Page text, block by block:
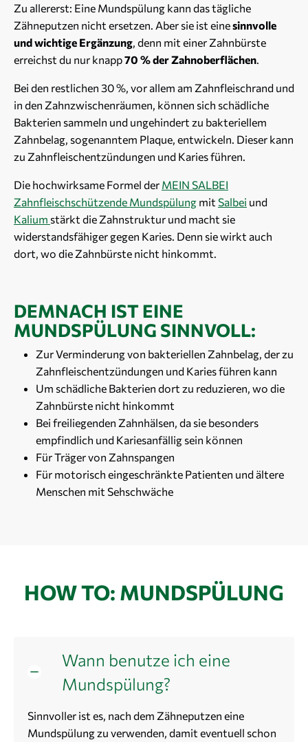
Zu allererst: Eine Mundspülung kann das tägliche
Zähneputzen nicht ersetzen. Aber sie ist einesinnvolle
und wichtige Ergänzung, denn mit einer Zahnbürste
erreichst du nur knapp70 % der Zahnoberflächen.
Bei den restlichen 30 %, vor allem am Zahnfleischrand und
in den Zahnzwischenräumen, können sich schädliche
Bakterien sammeln und ungehindert zu bakteriellem
Zahnbelag, sogenanntem Plaque, entwickeln. Dieser kann
zu Zahnfleischentzündungen und Karies führen.
Die hochwirksame Formel der MEIN SALBEI
Zahnfleischschützende Mundspülung mit Salbei und
Kalium stärkt die Zahnstruktur und macht sie
widerstandsfähiger gegen Karies. Denn sie wirkt auch
dort, wo die Zahnbürste nicht hinkommt.
DEMNACH IST EINE
MUNDSPÜLUNG SINNVOLL:
Zur Verminderung von bakteriellen Zahnbelag, der zu
Zahnfleischentzündungen und Karies führen kann
Um schädliche Bakterien dort zu reduzieren, wo die
Zahnbürste nicht hinkommt
Bei freiliegenden Zahnhälsen, da sie besonders
empfindlich und Kariesanfällig sein können
Für Träger von Zahnspangen
Für motorisch eingeschränkte Patienten und ältere
Menschen mit Sehschwäche
HOW TO: MUNDSPÜLUNG
Wann benutze ich eine
Mundspülung?
Sinnvoller ist es, nach dem Zähneputzen eine
Mundspülung zu verwenden, damit eventuell schon